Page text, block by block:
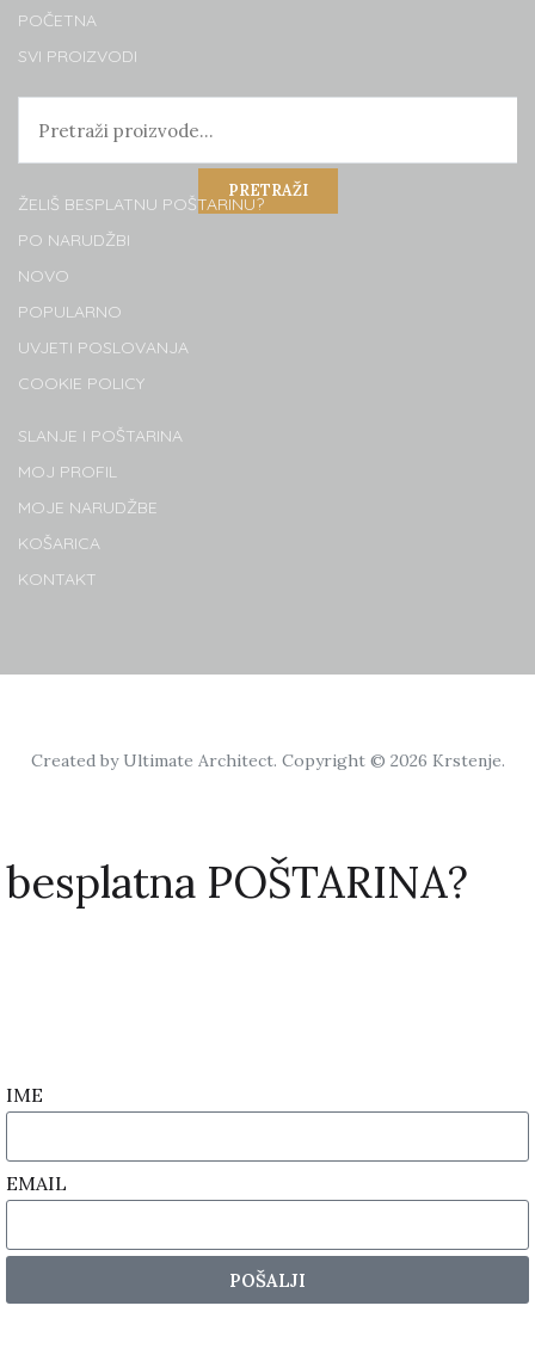
POČETNA
SVI PROIZVODI
PRETRAŽI
ŽELIŠ BESPLATNU POŠTARINU?
PO NARUDŽBI
NOVO
POPULARNO
UVJETI POSLOVANJA
COOKIE POLICY
SLANJE I POŠTARINA
MOJ PROFIL
MOJE NARUDŽBE
KOŠARICA
KONTAKT
Created by Ultimate Architect. Copyright © 2026 Krstenje.
besplatna POŠTARINA?
IME
EMAIL
POŠALJI